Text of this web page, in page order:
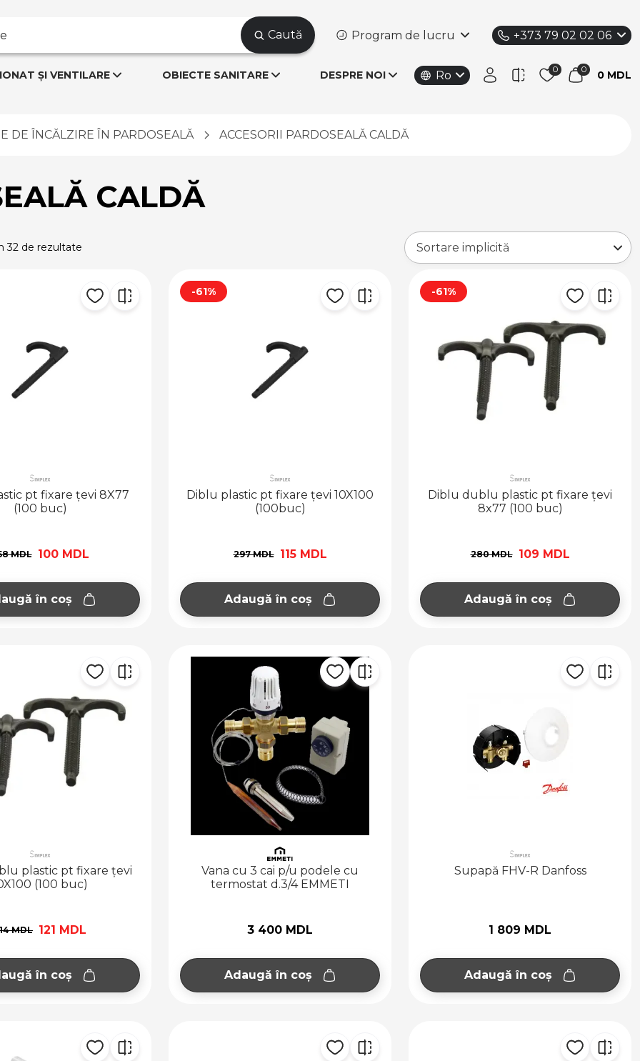
Caută Program de lucru +373 79 02 02 06
ȘI VENTILARE OBIECTE SANITARE DESPRE NOI Ro 0 MDL
DE ÎNCĂLZIRE ÎN PARDOSEALĂ ACCESORII PARDOSEALĂ CALDĂ
CALDĂ
32 de rezultate
pt fixare țevi 8X77
(100 buc)
MDL 100 MDL
în coș
-61%
Diblu plastic pt fixare țevi 10X100
(100buc)
297 MDL 115 MDL
Adaugă în coș
-61%
Diblu dublu plastic pt fixare țevi
8x77 (100 buc)
280 MDL 109 MDL
Adaugă în coș
plastic pt fixare țevi
(100 buc)
MDL 121 MDL
în coș
Vana cu 3 cai p/u podele cu
termostat d.3/4 EMMETI
3 400 MDL
Adaugă în coș
Supapă FHV-R Danfoss
1 809 MDL
Adaugă în coș